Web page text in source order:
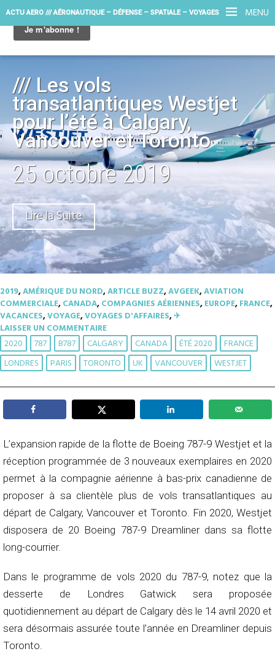
MENU
ACTU AERO /// AÉRONAUTIQUE – DÉFENSE – SPATIALE – VOYAGES
/// Les vols
transatlantiques Westjet
pour l’été à Calgary,
Vancouver et Toronto
25 octobre 2019
Lire la Suite
2019,AMÉRIQUE DU NORD,ARTICLE BUZZ,AVGEEK,AVIATION
COMMERCIALE,CANADA,COMPAGNIES AÉRIENNES,EUROPE,FRANCE,
VACANCES,VOYAGE,VOYAGES D'AFFAIRES,✈︎
LAISSER UN COMMENTAIRE
2020 787 B787 CALGARY CANADA ÉTÉ 2020
FRANCE
LONDRES
PARIS TORONTO UK VANCOUVER WESTJET
L’expansion rapide de la flotte de Boeing 787-9 Westjet et la
réception programmée de 3 nouveaux exemplaires en 2020
permet à la compagnie aérienne à bas-prix canadienne de
proposer à sa clientèle plus de vols transatlantiques au
départ de Calgary, Vancouver et Toronto. Fin 2020, Westjet
disposera de 20 Boeing 787-9 Dreamliner dans sa flotte
long-courrier.
Dans le programme de vols 2020 du 787-9, notez que la
desserte de Londres Gatwick sera proposée
quotidiennement au départ de Calgary dès le 14 avril 2020 et
sera désormais assurée toute l’année en Dreamliner depuis
Toronto.